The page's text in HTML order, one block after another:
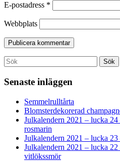
E-postadress *
Webbplats
Search
for:
Sök
Senaste inläggen
Semmelrulltårta
Blomsterdekorerad
Julkalendern 2021 – lucka
rosmarin
Julkalendern 2021 – lucka
Julkalendern 2021 – lucka
vitlökssmör